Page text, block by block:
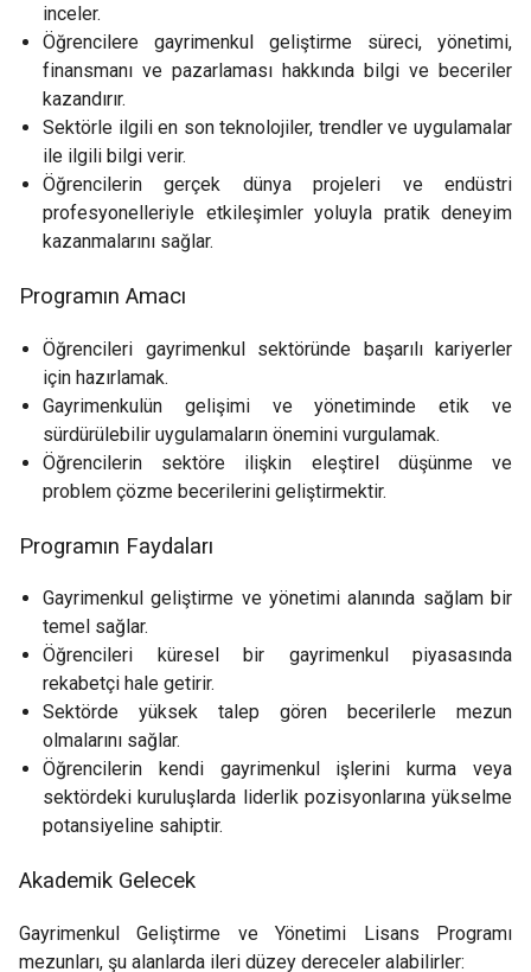
inceler.
Öğrencilere gayrimenkul geliştirme süreci, yönetimi,
finansmanı ve pazarlaması hakkında bilgi ve beceriler
kazandırır.
Sektörle ilgili en son teknolojiler, trendler ve uygulamalar
ile ilgili bilgi verir.
Öğrencilerin gerçek dünya projeleri ve endüstri
profesyonelleriyle etkileşimler yoluyla pratik deneyim
kazanmalarını sağlar.
Programın Amacı
Öğrencileri gayrimenkul sektöründe başarılı kariyerler
için hazırlamak.
Gayrimenkulün gelişimi ve yönetiminde etik ve
sürdürülebilir uygulamaların önemini vurgulamak.
Öğrencilerin sektöre ilişkin eleştirel düşünme ve
problem çözme becerilerini geliştirmektir.
Programın Faydaları
Gayrimenkul geliştirme ve yönetimi alanında sağlam bir
temel sağlar.
Öğrencileri küresel bir gayrimenkul piyasasında
rekabetçi hale getirir.
Sektörde yüksek talep gören becerilerle mezun
olmalarını sağlar.
Öğrencilerin kendi gayrimenkul işlerini kurma veya
sektördeki kuruluşlarda liderlik pozisyonlarına yükselme
potansiyeline sahiptir.
Akademik Gelecek
Gayrimenkul Geliştirme ve Yönetimi Lisans Programı
mezunları, şu alanlarda ileri düzey dereceler alabilirler: